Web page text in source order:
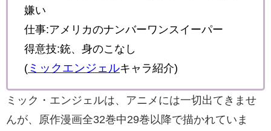
嫌い
仕事:アメリカのナンバーワンスイーパー
得意技:銃、身のこなし
( ミックエンジェルキャラ紹介)
ミック・エンジェルは、アニメには一切出てきませ
んが、原作漫画全32巻中29巻以降で描かれていま